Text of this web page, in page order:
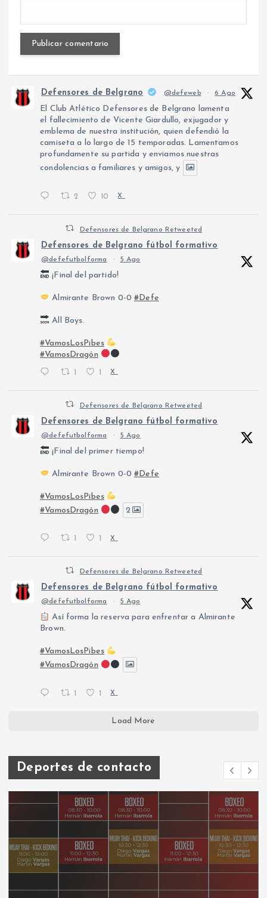
Defensores de Belgrano @defeweb · 6 Ago
El Club Atlético Defensores de Belgrano lamenta
el fallecimiento de Vicente Giardullo, exjugador y
emblema de nuestra institución, quien defendió la
camiseta a lo largo de 15 temporadas. Lamentamos
profundamente su partida y enviamos nuestras
condolencias a familiares y amigos, y
2 10 X
Defensores de Belgrano Retweeted
Defensores de Belgrano fútbol formativo
@defefutbolforma · 5 Ago
¡Final del partido!
Almirante Brown 0-0#Defe
All Boys.
#VamosLosPibes
#VamosDragón
1 1 X
Defensores de Belgrano Retweeted
Defensores de Belgrano fútbol formativo
@defefutbolforma · 5 Ago
¡Final del primer tiempo!
Almirante Brown 0-0#Defe
#VamosLosPibes
#VamosDragón
2
X
Defensores de Belgrano Retweeted
Defensores de Belgrano fútbol formativo
@defefutbolforma · 5 Ago
Así forma la reserva para enfrentar a Almirante
Brown.
#VamosLosPibes
#VamosDragón
1 1 X
Load More
Deportes de contacto